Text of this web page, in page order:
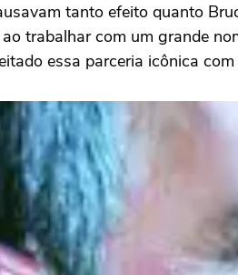
tanto efeito quanto
trabalhar com um grande
essa parceria icônica com